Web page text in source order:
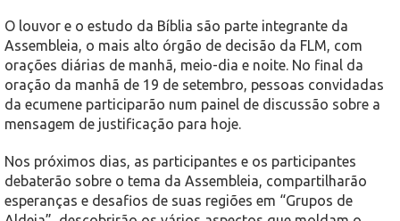
O louvor e o estudo da Bíblia são parte integrante da
Assembleia, o mais alto órgão de decisão da FLM, com
orações diárias de manhã, meio-dia e noite. No final da
oração da manhã de 19 de setembro, pessoas convidadas
da ecumene participarão num painel de discussão sobre a
mensagem de justificação para hoje.
Nos próximos dias, as participantes e os participantes
debaterão sobre o tema da Assembleia, compartilharão
esperanças e desafios de suas regiões em “Grupos de